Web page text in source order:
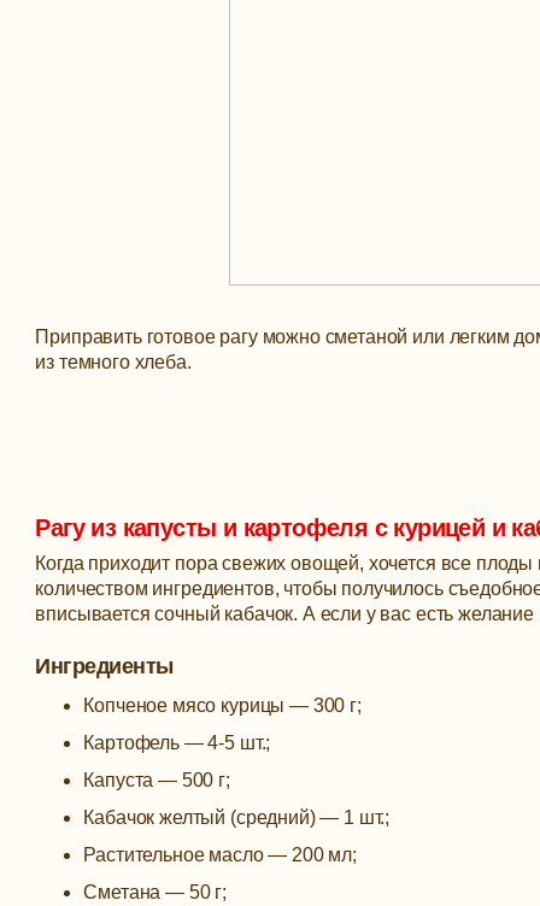
Приправить готовое рагу можно сметаной или легким
из темного хлеба.
Рагу из капусты и картофеля с курицей и
Когда приходит пора свежих овощей, хочется все
количеством ингредиентов, чтобы получилось
вписывается сочный кабачок. А если у вас есть
Ингредиенты
Копченое мясо курицы — 300 г;
Картофель — 4-5 шт.;
Капуста — 500 г;
Кабачок желтый (средний) — 1 шт.;
Растительное масло — 200 мл;
Сметана — 50 г;